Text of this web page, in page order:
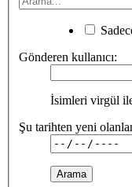
Gönderen kullanıcı:
İsimleri virgül ile
Şu tarihten yeni